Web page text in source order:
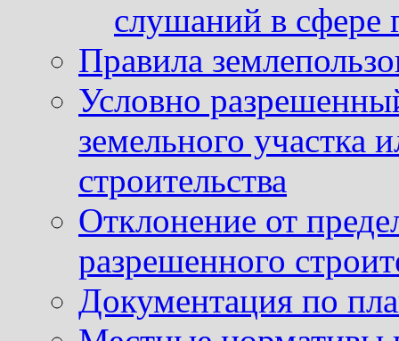
слушаний в сфере
Правила
Условно
земельного участка
строительства
Отклонение от
разрешенного
Документация по